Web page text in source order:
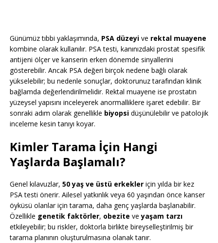
Günümüz tıbbi yaklaşımında, PSA düzeyi ve rektal muayene
kombine olarak kullanılır. PSA testi, kanınızdaki prostat spesifik
antijeni ölçer ve kanserin erken dönemde sinyallerini
gösterebilir. Ancak PSA değeri birçok nedene bağlı olarak
yükselebilir; bu nedenle sonuçlar, doktorunuz tarafından klinik
bağlamda değerlendirilmelidir. Rektal muayene ise prostatın
yüzeysel yapısını inceleyerek anormalliklere işaret edebilir. Bir
sonraki adım olarak genellikle biyopsi düşünülebilir ve patolojik
inceleme kesin tanıyı koyar.
Kimler Tarama İçin Hangi
Yaşlarda Başlamalı?
Genel kılavuzlar, 50 yaş ve üstü erkekler için yılda bir kez
PSA testi önerir. Ailesel yatkınlık veya 60 yaşından önce kanser
öyküsü olanlar için tarama, daha genç yaşlarda başlanabilir.
Özellikle genetik faktörler, obezite veyaşam tarzı
etkileyebilir; bu riskler, doktorla birlikte bireyselleştirilmiş bir
tarama planının oluşturulmasına olanak tanır.